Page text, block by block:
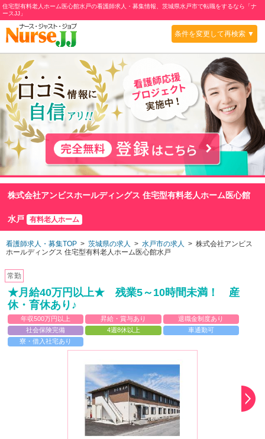
住宅型有料老人ホーム医心館水戸の看護師求人・募集情報、茨城県水戸市で転職をするなら「ナ
ースJJ」
条件を変更して再検索 ▼
株式会社アンビスホールディングス 住宅型有料老人ホーム医心館
水戸 有料老人ホーム
看護師求人・募集TOP > 茨城県の求人 > 水戸市の求人 > 株式会社アンビス
ホールディングス 住宅型有料老人ホーム医心館水戸
常勤
★月給40万円以上★ 残業5～10時間未満！ 産
休・育休あり♪
年収500万円以上 昇給・賞与あり
退職金制度あり
社会保険完備
4週8休以上
車通勤可
寮・借入社宅あり